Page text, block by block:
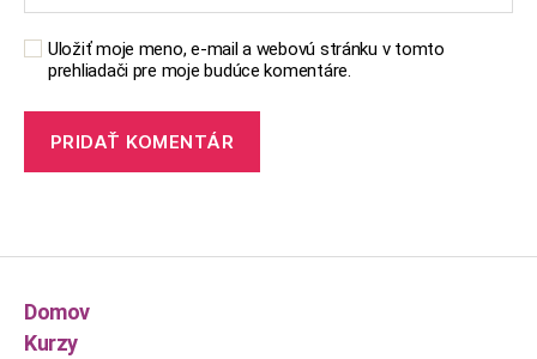
Uložiť moje meno, e-mail a webovú stránku v tomto
prehliadači pre moje budúce komentáre.
Domov
Kurzy